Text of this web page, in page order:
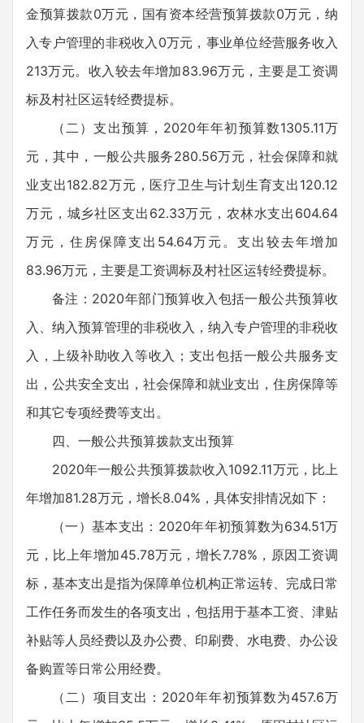
金预算拨款0万元，国有资本经营预算拨款0万元，纳
入专户管理的非税收入0万元，事业单位经营服务收入
213万元。收入较去年增加83.96万元，主要是工资调
标及村社区运转经费提标。
（二）支出预算，2020年年初预算数1305.11万
元，其中，一般公共服务280.56万元，社会保障和就
业支出182.82万元，医疗卫生与计划生育支出120.12
万元，城乡社区支出62.33万元，农林水支出604.64
万元，住房保障支出54.64万元。支出较去年增加
83.96万元，主要是工资调标及村社区运转经费提标。
备注：2020年部门预算收入包括一般公共预算收
入、纳入预算管理的非税收入，纳入专户管理的非税收
入，上级补助收入等收入；支出包括一般公共服务支
出，公共安全支出，社会保障和就业支出，住房保障等
和其它专项经费等支出。
四、一般公共预算拨款支出预算
2020年一般公共预算拨款收入1092.11万元，比上
年增加81.28万元，增长8.04%，具体安排情况如下：
（一）基本支出：2020年年初预算数为634.51万
元，比上年增加45.78万元，增长7.78%，原因工资调
标，基本支出是指为保障单位机构正常运转、完成日常
工作任务而发生的各项支出，包括用于基本工资、津贴
补贴等人员经费以及办公费、印刷费、水电费、办公设
备购置等日常公用经费。
（二）项目支出：2020年年初预算数为457.6万